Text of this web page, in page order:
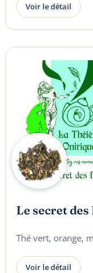
Voir le détail
Le secret des
Thé vert, orange,
Voir le détail